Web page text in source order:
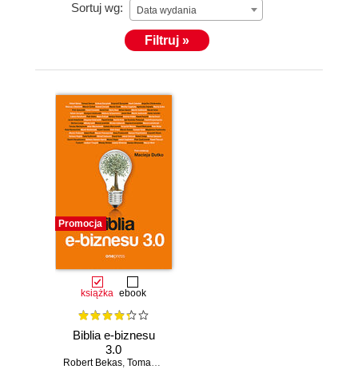
Sortuj wg: Data wydania
Filtruj »
Promocja
książka ebook
Biblia e-biznesu
3.0
Robert Bekas, Tomasz Burcon